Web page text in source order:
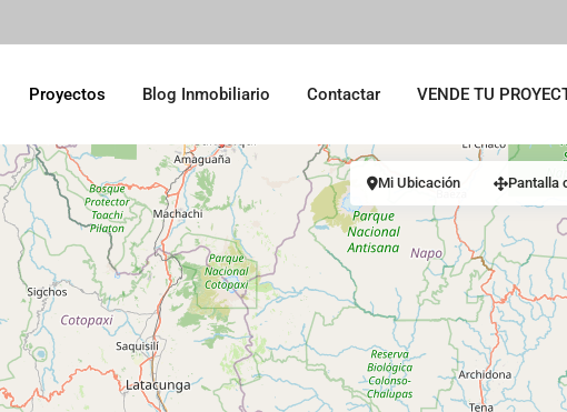
Proyectos Blog Inmobiliario Contactar VENDE TU
Mi Ubicación Pantalla